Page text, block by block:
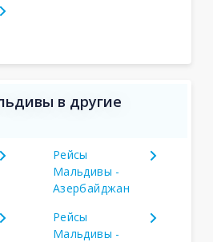
в другие
Рейсы
Мальдивы -
Азербайджан
Рейсы
Мальдивы -